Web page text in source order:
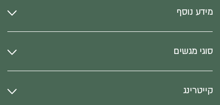
מידע נוסף
סוגי מגשים
קייטרינג